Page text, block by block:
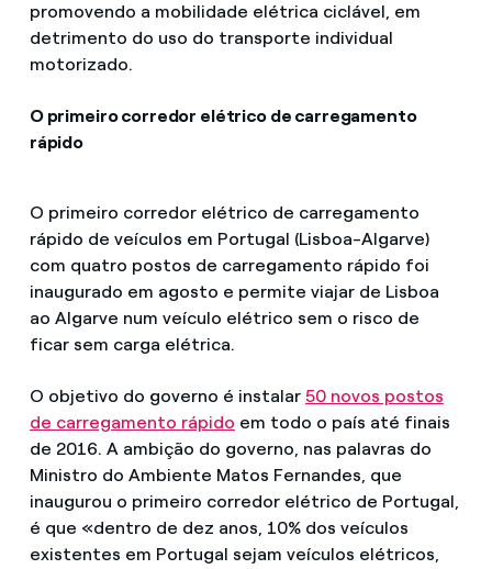
promovendo a mobilidade elétrica ciclável, em
detrimento do uso do transporte individual
motorizado.
O primeiro corredor elétrico de carregamento
rápido
O primeiro corredor elétrico de carregamento
rápido de veículos em Portugal (Lisboa-Algarve)
com quatro postos de carregamento rápido foi
inaugurado em agosto e permite viajar de Lisboa
ao Algarve num veículo elétrico sem o risco de
ficar sem carga elétrica.
O objetivo do governo é instalar 50 novos postos
de carregamento rápido em todo o país até finais
de 2016. A ambição do governo, nas palavras do
Ministro do Ambiente Matos Fernandes, que
inaugurou o primeiro corredor elétrico de Portugal,
é que «dentro de dez anos, 10% dos veículos
existentes em Portugal sejam veículos elétricos,